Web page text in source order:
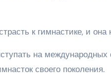
к гимнастике, и
на международных
своего поколения.